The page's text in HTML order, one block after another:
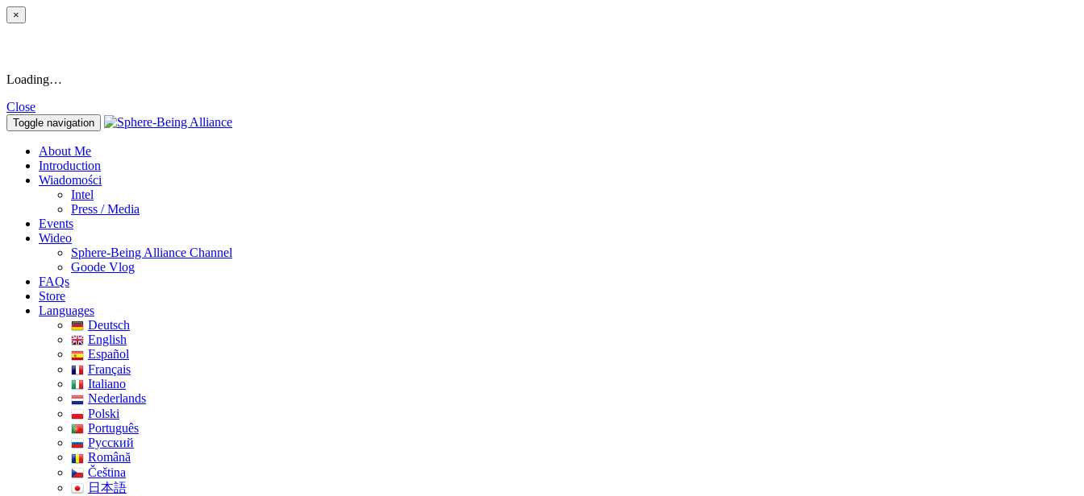
×
Loading…
Close
Toggle navigation
About Me
Introduction
Wiadomości
Intel
Press / Media
Events
Wideo
Sphere-Being Alliance Channel
Goode Vlog
FAQs
Store
Languages
Deutsch
English
Español
Français
Italiano
Nederlands
Polski
Português
Pусский
Română
Čeština
日本語